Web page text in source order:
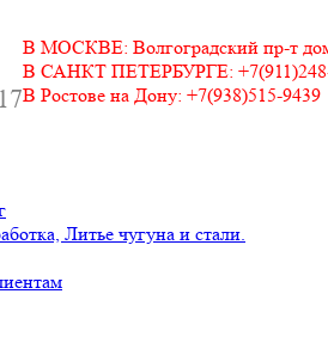
В МОСКВЕ: Волгоградский пр-т дом
В САНКТ ПЕТЕРБУРГЕ:
В Ростове на Дону: +7(938)515-9439
Литье чугуна и стали.